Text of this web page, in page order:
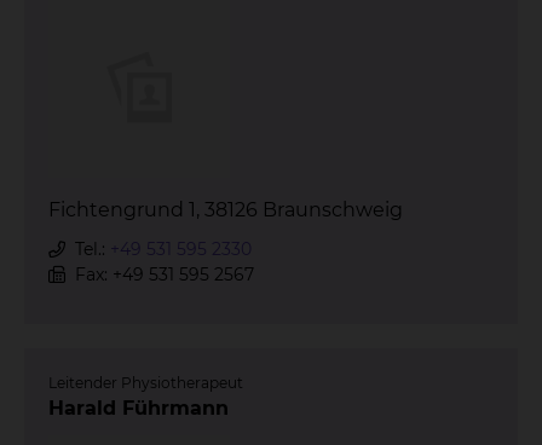
Fichtengrund 1, 38126 Braunschweig
Tel.: +49 531 595 2330
Fax: +49 531 595 2567
Leitender Physiotherapeut
Harald Führmann